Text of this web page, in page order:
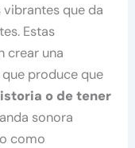
que da
Estas
crear una
produce que
o de tener
sonora
como